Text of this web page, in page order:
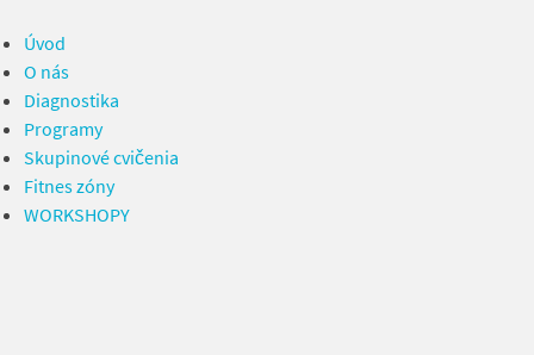
Úvod
O nás
Diagnostika
Programy
Skupinové cvičenia
Fitnes zóny
WORKSHOPY